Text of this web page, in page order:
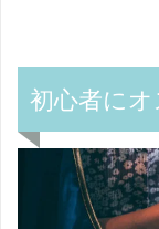
初心者に